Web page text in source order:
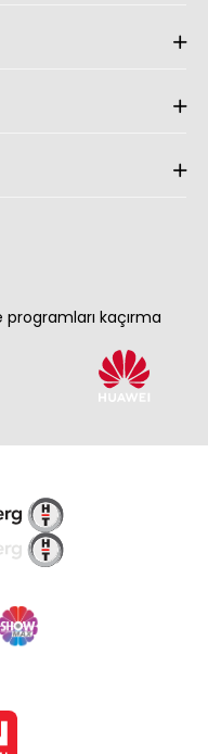
programları kaçırma